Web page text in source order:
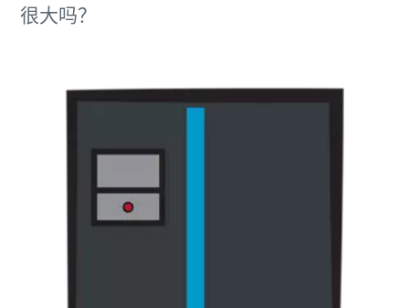
很大吗？